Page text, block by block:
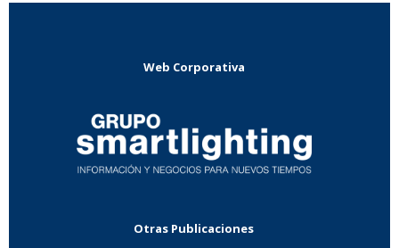
Web Corporativa
Otras Publicaciones